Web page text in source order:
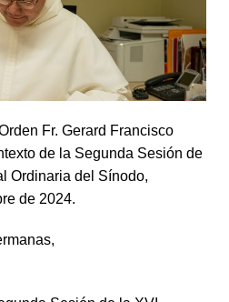
Fr. Gerard Francisco
de la Segunda Sesión de
Ordinaria del Sínodo,
de 2024.